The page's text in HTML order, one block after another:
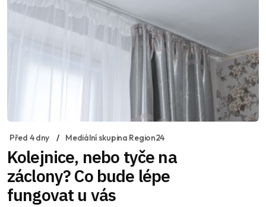
Před 4 dny Mediální skupina Region24
Kolejnice, nebo tyče na
záclony? Co bude lépe
fungovat u vás